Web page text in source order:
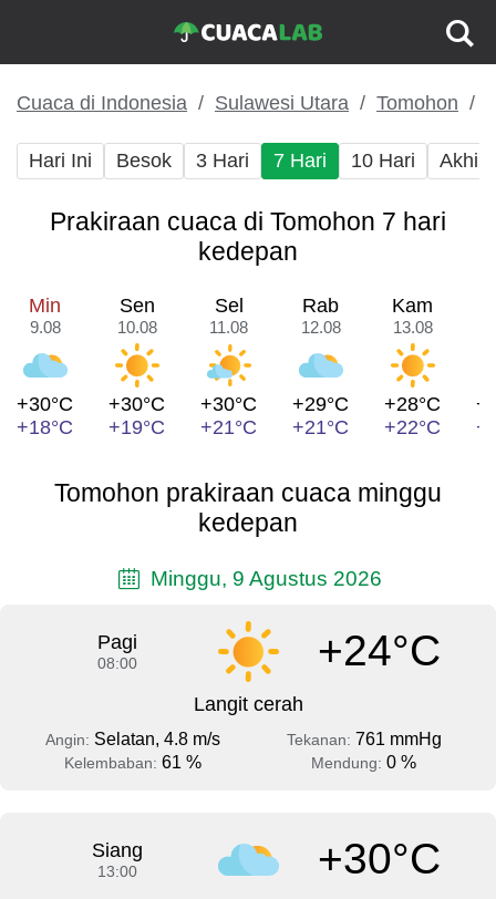
Cuaca di Indonesia Sulawesi Utara Tomohon
Hari Ini Besok 3 Hari 7 Hari 10 Hari Akhir
Prakiraan cuaca di Tomohon 7 hari
kedepan
Min
9.08
+30°C
+18°C
Sen
10.08
+30°C
+19°C
Sel
11.08
+30°C
+21°C
Rab
12.08
+29°C
+21°C
Kam
13.08
+28°C
+22°C
Tomohon prakiraan cuaca minggu
kedepan
Minggu, 9 Agustus 2026
Pagi
08:00 +24°C
Langit cerah
Angin: Selatan, 4.8 m/s Tekanan: 761 mmHg
Kelembaban: 61 % Mendung: 0 %
Siang
13:00 +30°C